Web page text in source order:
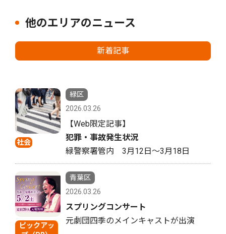
他のエリアのニュース
新着記事
社会
緑区
2026.03.26
【Web限定記事】
犯罪・事故発生状況
緑警察署管内 3月12日〜3月18日
ピックアッ
青葉区
2026.03.26
スプリングコンサート
元劇団四季のメインキャストが出演